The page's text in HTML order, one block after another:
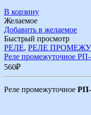
В корзину
Желаемое
Добавить в желаемое
Быстрый просмотр
РЕЛЕ, РЕЛЕ
Реле промежуточное
560₽
Реле промежуточное